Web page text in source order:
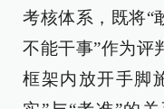
考核体系，既将“
不能干事”作为评
框架内放开手脚